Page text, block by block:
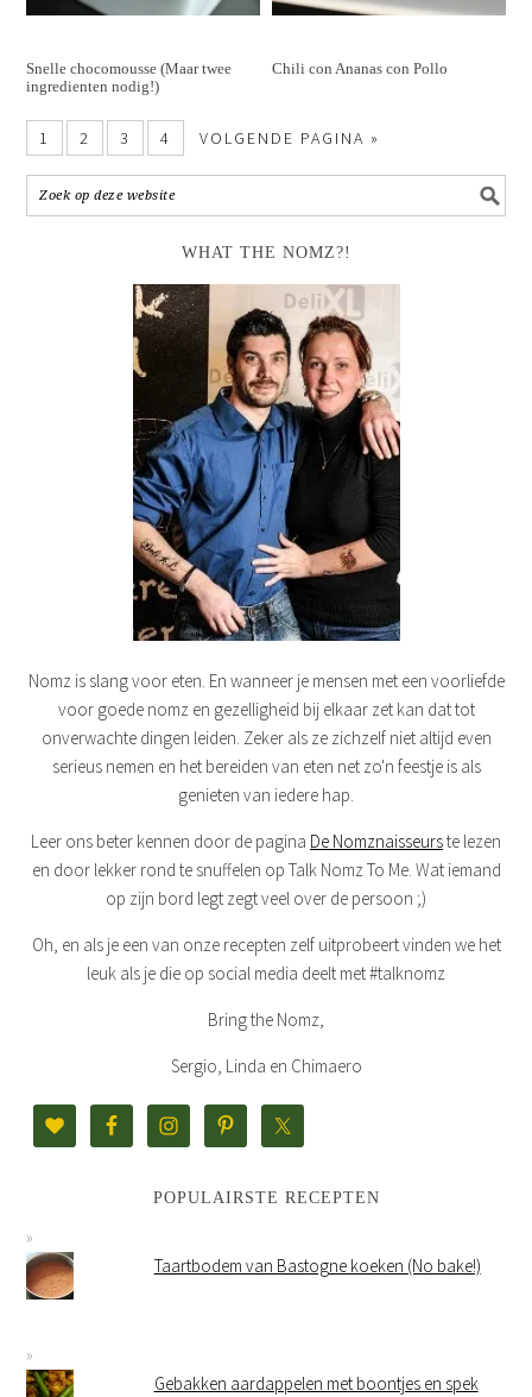
Snelle chocomousse (Maar twee
ingredienten nodig!)
Chili con Ananas con Pollo
1 2 3 4 VOLGENDE PAGINA »
WHAT THE NOMZ?!
Nomz is slang voor eten. En wanneer je mensen met een voorliefde
voor goede nomz en gezelligheid bij elkaar zet kan dat tot
onverwachte dingen leiden. Zeker als ze zichzelf niet altijd even
serieus nemen en het bereiden van eten net zo'n feestje is als
genieten van iedere hap.
Leer ons beter kennen door de pagina De Nomznaisseurste lezen
en door lekker rond te snuffelen op Talk Nomz To Me. Wat iemand
op zijn bord legt zegt veel over de persoon ;)
Oh, en als je een van onze recepten zelf uitprobeert vinden we het
leuk als je die op social media deelt met #talknomz
Bring the Nomz,
Sergio, Linda en Chimaero
POPULAIRSTE RECEPTEN
Taartbodem van Bastogne koeken (No bake!)
Gebakken aardappelen met boontjes en spek